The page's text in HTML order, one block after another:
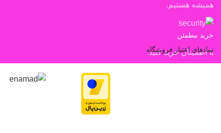
همیشه هستیم.
خرید مطمئن
با اطمینان خرید کنید.
نمادهای اعتبار فروشگاه